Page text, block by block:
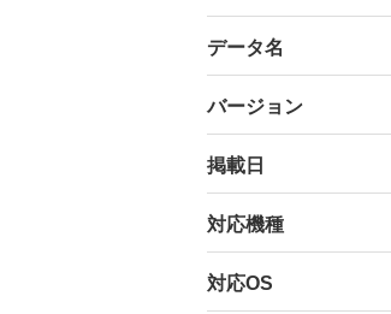
データ名
バージョン
掲載日
対応機種
対応OS